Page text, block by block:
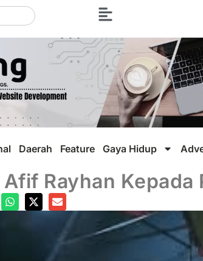
Daerah Feature Gaya Hidup
Rayhan Kepada